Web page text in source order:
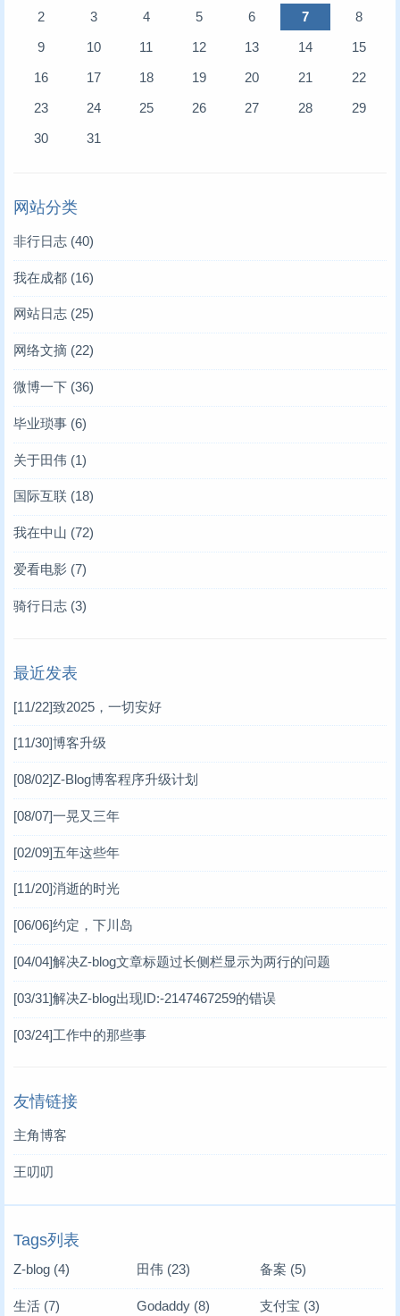
2
3 4 5 6 7
8
9
10 11 12 13 14
15
16
17 18 19 20 21
22
23
24 25 26 27 28
29
30
31
网站分类
非行日志 (40)
我在成都 (16)
网站日志 (25)
网络文摘 (22)
微博一下 (36)
毕业琐事 (6)
关于田伟 (1)
国际互联 (18)
我在中山 (72)
爱看电影 (7)
骑行日志 (3)
最近发表
[11/22]致2025，一切安好
[11/30]博客升级
[08/02]Z-Blog博客程序升级计划
[08/07]一晃又三年
[02/09]五年这些年
[11/20]消逝的时光
[06/06]约定，下川岛
[04/04]解决Z-blog文章标题过长侧栏显示为两行的问题
[03/31]解决Z-blog出现ID:-2147467259的错误
[03/24]工作中的那些事
友情链接
主角博客
王叨叨
Tags列表
Z-blog (4) 田伟(23) 备案 (5)
生活 (7) Godaddy(8) 支付宝 (3)